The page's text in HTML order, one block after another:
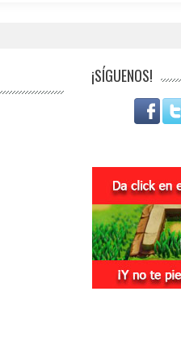
¡SÍGUENOS!